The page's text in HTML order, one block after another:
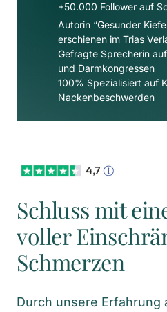
+50.000 Follower auf
Autorin “Gesunder
erschienen im Trias
Gefragte Sprecherin
und Darmkongressen
100% Spezialisiert auf
Nackenbeschwerden
Schluss mit
voller
Schmerzen
Durch unsere Erfahrung